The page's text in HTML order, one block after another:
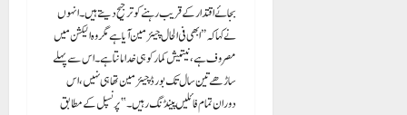
بجائے اقتدار کے قریب رہنے کو ترجیح دیتے ہیں۔ انہوں
نے کہا کہ “ابھی فی الحال چیئرمین آیا ہے مگر وہ الیکشن میں
مصروف ہے، نیتیش کمار کو ہی خدا مانتا ہے۔ اس سے پہلے
ساڑھے تین سال تک بورڈ چیئرمین تھا ہی نہیں، اس
دوران تمام فائلیں پینڈنگ رہیں۔” پرنسپل کے مطابق